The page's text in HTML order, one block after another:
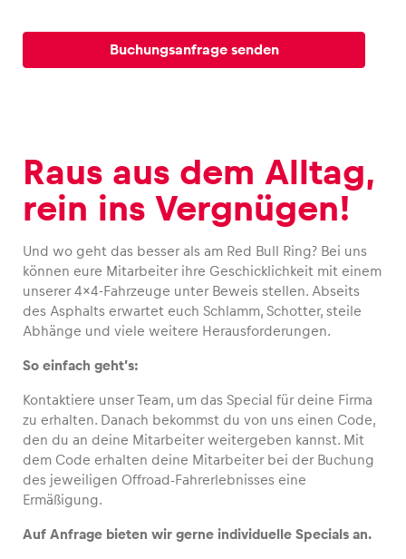
Erlebnisse
Alle anzeigen
Seiten
Alle anzeigen
Fahrzeug
Alle anzeigen
Buchungsanfrage senden
Raus aus dem Alltag,
rein ins Vergnügen!
Und wo geht das besser als am Red Bull Ring? Bei uns
können eure Mitarbeiter ihre Geschicklichkeit mit einem
unserer 4×4-Fahrzeuge unter Beweis stellen. Abseits
des Asphalts erwartet euch Schlamm, Schotter, steile
Abhänge und viele weitere Herausforderungen.
So einfach geht’s:
Kontaktiere unser Team, um das Special für deine Firma
zu erhalten. Danach bekommst du von uns einen Code,
den du an deine Mitarbeiter weitergeben kannst. Mit
dem Code erhalten deine Mitarbeiter bei der Buchung
des jeweiligen Offroad-Fahrerlebnisses eine
Ermäßigung.
Auf Anfrage bieten wir gerne individuelle Specials an.